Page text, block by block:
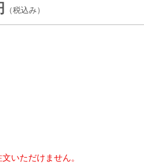
（税込み）
いただけません。